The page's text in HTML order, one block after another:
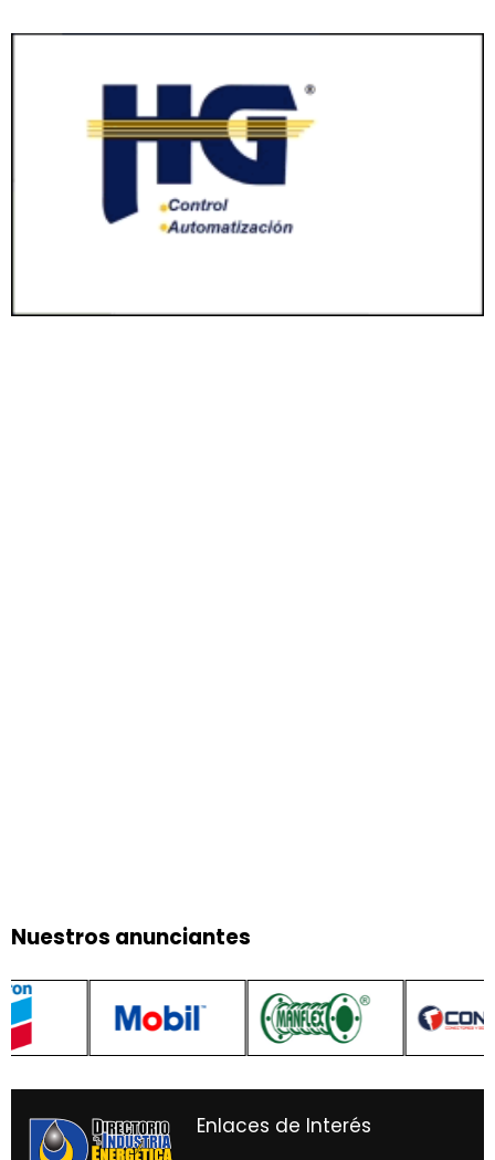
Nuestros anunciantes
Enlaces de Interés